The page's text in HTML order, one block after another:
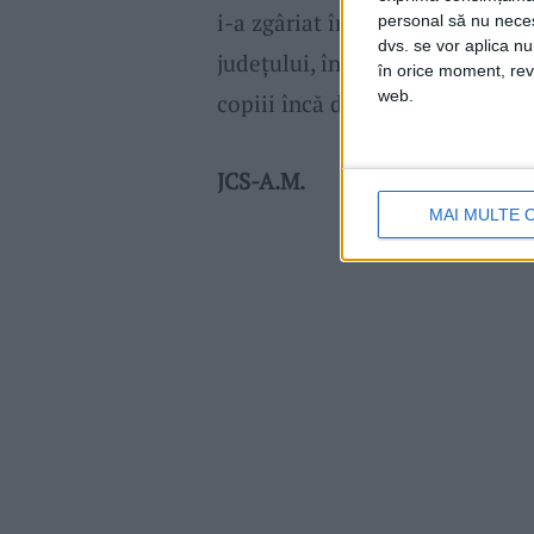
personal să nu
dvs. se vor aplica
în orice moment,
web.
MAI MULTE
i-a zgâriat în momentul în
județului, îndemnând la
copiii încă de mici, să
JCS-A.M.